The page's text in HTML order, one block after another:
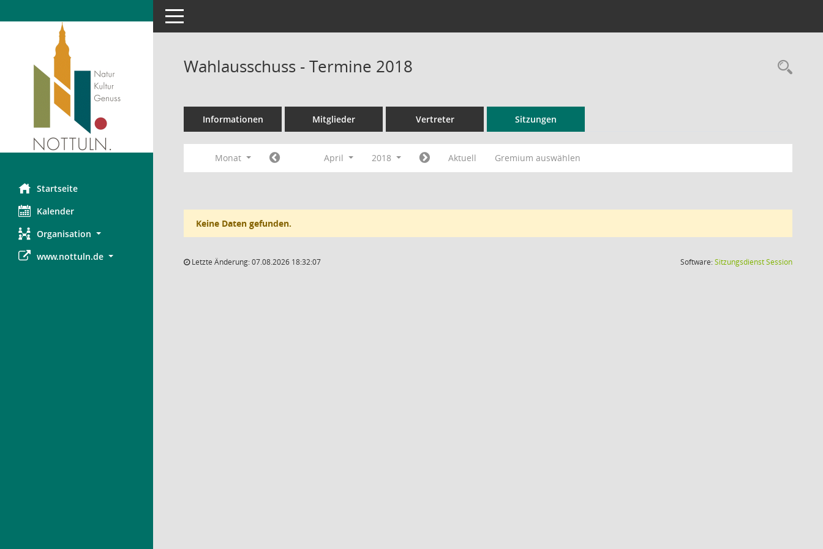
Startseite
Kalender
Organisation
www.nottuln.de
Toggle navigation
Wahlausschuss - Termine 2018
Informationen Mitglieder Vertreter Sitzungen
Monat April 2018 Aktuell Gremium auswählen
Keine Daten gefunden.
Letzte Änderung: 07.08.2026 18:32:07 Software:SitzungsdienstSession(Wird in